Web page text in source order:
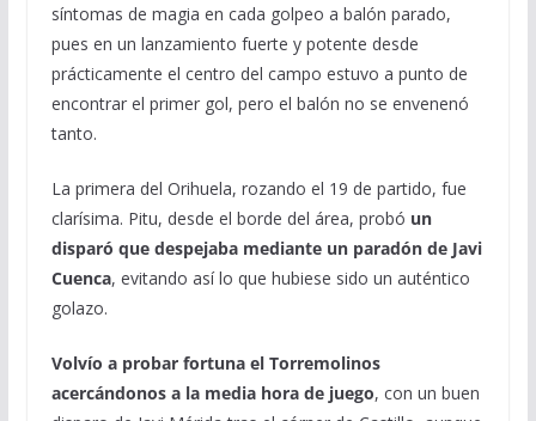
síntomas de magia en cada golpeo a balón parado,
pues en un lanzamiento fuerte y potente desde
prácticamente el centro del campo estuvo a punto de
encontrar el primer gol, pero el balón no se envenenó
tanto.
La primera del Orihuela, rozando el 19 de partido, fue
clarísima. Pitu, desde el borde del área, probó un
disparó que despejaba mediante un paradón de Javi
Cuenca, evitando así lo que hubiese sido un auténtico
golazo.
Volvío a probar fortuna el Torremolinos
acercándonos a la media hora de juego, con un buen